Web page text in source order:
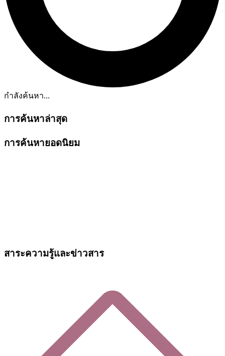
กำลังค้นหา...
การค้นหาล่าสุด
การค้นหายอดนิยม
สาระความรู้และข่าวสาร